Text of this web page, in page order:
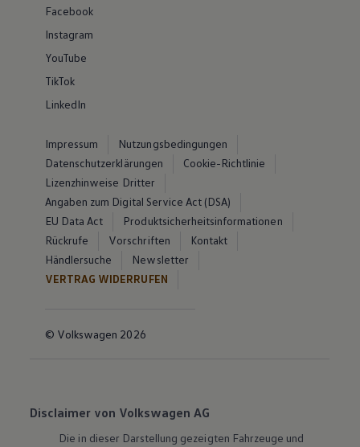
Facebook
Instagram
YouTube
TikTok
LinkedIn
Impressum
Nutzungsbedingungen
Datenschutzerklärungen
Cookie-Richtlinie
Lizenzhinweise Dritter
Angaben zum Digital Service Act (DSA)
EU Data Act
Produktsicherheitsinformationen
Rückrufe
Vorschriften
Kontakt
Händlersuche
Newsletter
VERTRAG WIDERRUFEN
© Volkswagen 2026
Disclaimer von Volkswagen AG
Die in dieser Darstellung gezeigten Fahrzeuge und